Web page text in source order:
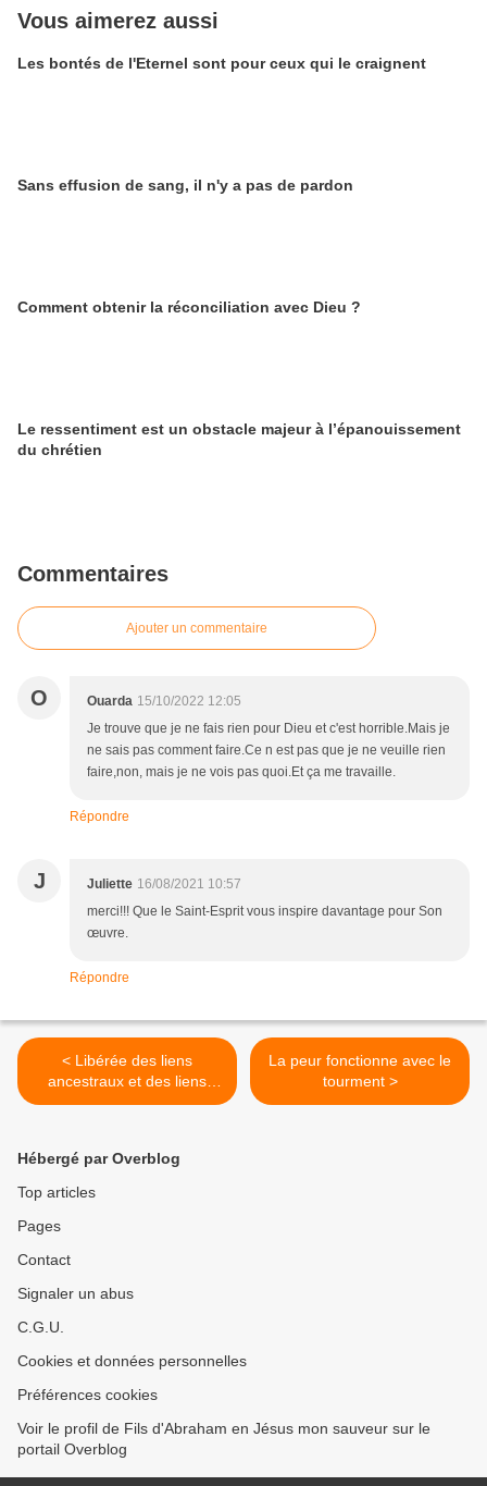
Vous aimerez aussi
Les bontés de l'Eternel sont pour ceux qui le craignent
Sans effusion de sang, il n'y a pas de pardon
Comment obtenir la réconciliation avec Dieu ?
Le ressentiment est un obstacle majeur à l’épanouissement
du chrétien
Commentaires
Ajouter un commentaire
O Ouarda 15/10/2022 12:05
Je trouve que je ne fais rien pour Dieu et c'est horrible.Mais je
ne sais pas comment faire.Ce n est pas que je ne veuille rien
faire,non, mais je ne vois pas quoi.Et ça me travaille.
Répondre
J Juliette 16/08/2021 10:57
merci!!! Que le Saint-Esprit vous inspire davantage pour Son
œuvre.
Répondre
< Libérée des liens
ancestraux et des liens
d’âmes sataniques
La peur fonctionne avec le
tourment >
Hébergé par Overblog
Top articles
Pages
Contact
Signaler un abus
C.G.U.
Cookies et données personnelles
Préférences cookies
Voir le profil de Fils d'Abraham en Jésus mon sauveur sur le
portail Overblog